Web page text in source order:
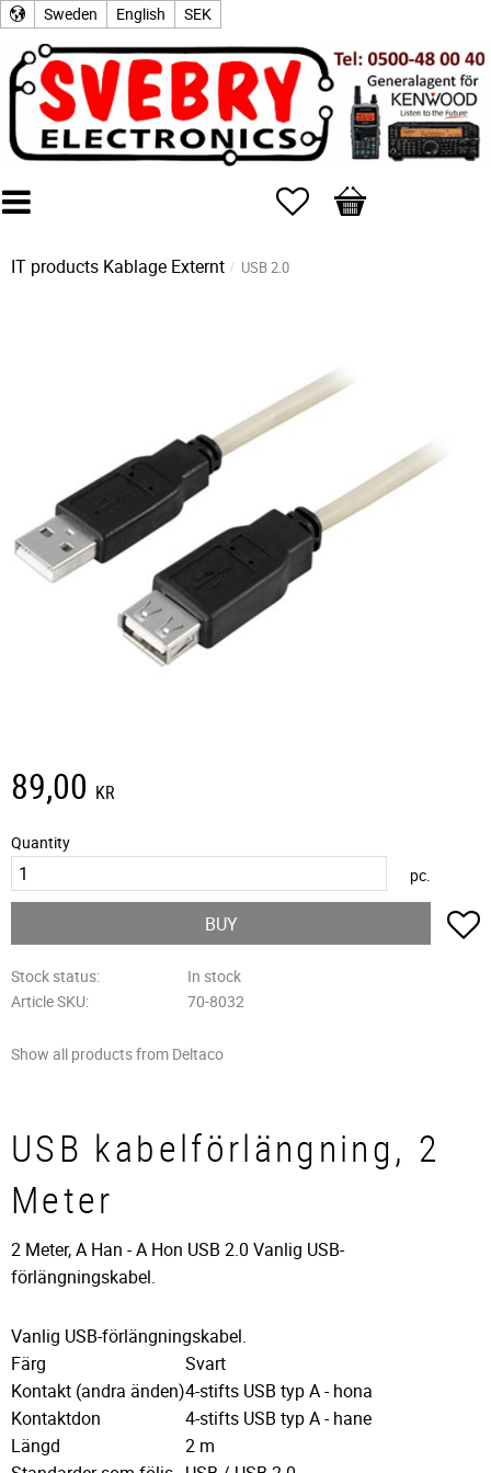
Sweden English SEK
Favorites
Basket
IT products Kablage Externt USB 2.0
89,00 KR
Quantity
pc.
BUY
Stock status
In stock
Article SKU
70-8032
Show all products from Deltaco
USB kabelförlängning, 2
Meter
2 Meter, A Han - A Hon USB 2.0 Vanlig USB-
förlängningskabel.
Vanlig USB-förlängningskabel.
Färg
Svart
Kontakt (andra änden)4-stifts USB typ A - hona
Kontaktdon
4-stifts USB typ A - hane
Längd
2 m